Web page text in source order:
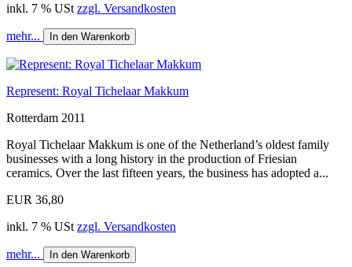
inkl. 7 % USt zzgl. Versandkosten
mehr... In den Warenkorb
Represent: Royal Tichelaar Makkum
Rotterdam 2011
Royal Tichelaar Makkum is one of the Netherland’s oldest family
businesses with a long history in the production of Friesian
ceramics. Over the last fifteen years, the business has adopted a...
EUR 36,80
inkl. 7 % USt zzgl. Versandkosten
mehr... In den Warenkorb